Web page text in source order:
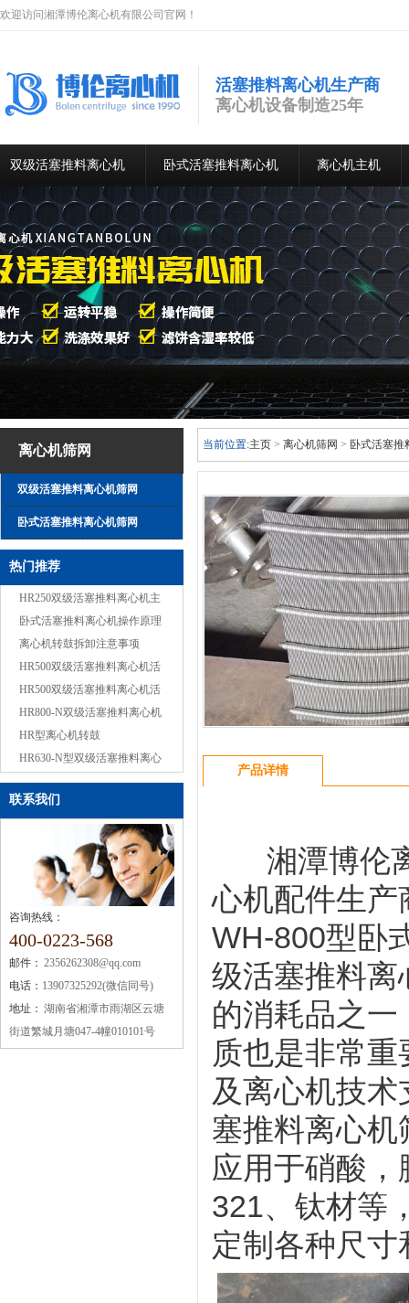
欢迎访问湘潭博伦离心机有限公司官网！
活塞推料离心机生产商
离心机设备制造25年
双级活塞推料离心机 卧式活塞推料离心机 离心机主机
离心机筛网
双级活塞推料离心机筛网
卧式活塞推料离心机筛网
热门推荐
HR250双级活塞推料离心机主
要规格及技…
卧式活塞推料离心机操作原理
离心机转鼓拆卸注意事项
HR500双级活塞推料离心机活
塞
HR500双级活塞推料离心机活
塞
HR800-N双级活塞推料离心机
工作原理
HR型离心机转鼓
HR630-N型双级活塞推料离心
机液压系统
联系我们
咨询热线：
400-0223-568
邮件： 2356262308@qq.com
电话： 13907325292(微信同号)
地址： 湖南省湘潭市雨湖区云塘
街道繁城月塘047-4幢010101号
当前位置:主页 > 离心机筛网 > 卧式活塞推
产品详情
湘潭博伦离
心机配件生产
WH-800型卧
级活塞推料离
的消耗品之
质也是非常
及离心机技
塞推料离心
应用于硝酸
321、钛材等
定制各种尺